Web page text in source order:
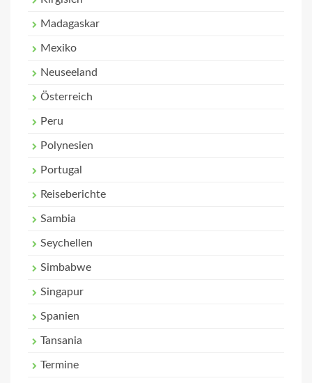
Madagaskar
Mexiko
Neuseeland
Österreich
Peru
Polynesien
Portugal
Reiseberichte
Sambia
Seychellen
Simbabwe
Singapur
Spanien
Tansania
Termine